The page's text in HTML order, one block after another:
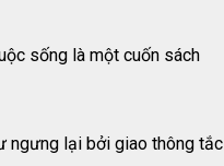
sống là một cuốn sách
ngưng lại bởi giao thông tắc